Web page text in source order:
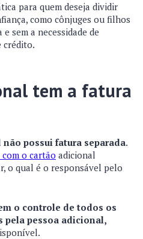
para quem deseja dividir
como cônjuges ou filhos
sem a necessidade de
crédito.
tem a fatura
não possui fatura separada.
o cartão adicional
o qual é o responsável pelo
o controle de todos os
pessoa adicional,